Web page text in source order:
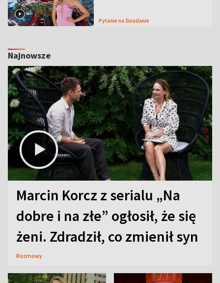
Pytanie na Śniadanie
Najnowsze
Marcin Korcz z serialu „Na
dobre i na złe” ogłosił, że się
żeni. Zdradził, co zmienił syn
Rozmowy